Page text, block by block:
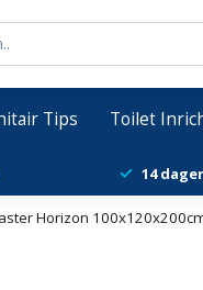
Tips Toilet
14
Horizon